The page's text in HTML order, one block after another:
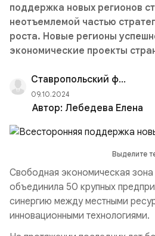
поддержка новых регионов
неотъемлемой частью
роста. Новые регионы
экономические проекты
Ставропольский филиал
09.10.2024
Автор: Лебедева Елена
Выделите
Свободная экономическая зона
объединила 50 крупных
синергию между местными
инновационными технологиями.